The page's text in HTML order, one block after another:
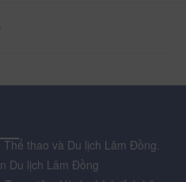
thao và Du lịch Lâm Đồng.
Du lịch Lâm Đồng